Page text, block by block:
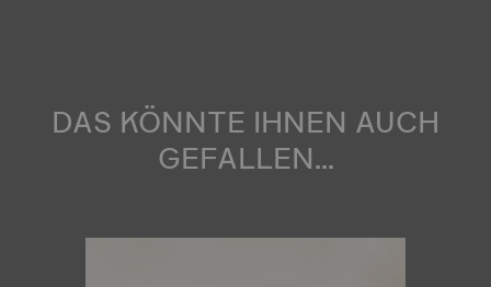
DAS KÖNNTE IHNEN AUCH
GEFALLEN...